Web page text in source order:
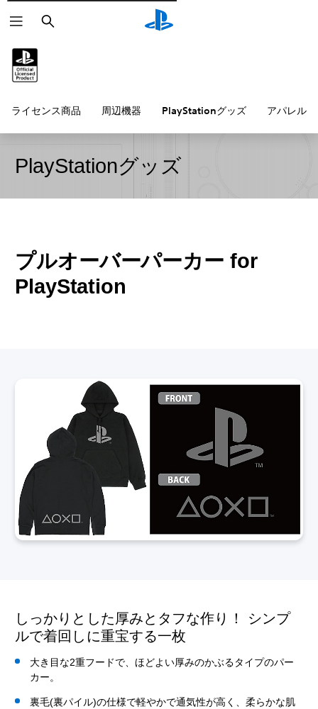
検
索
ライセンス商品 周辺機器 PlayStationグッズ アパレル
PlayStationグッズ
プルオーバーパーカー for
PlayStation
しっかりとした厚みとタフな作り！ シンプ
ルで着回しに重宝する一枚
大き目な2重フードで、ほどよい厚みのかぶるタイプのパー
カー。
裏毛(裏パイル)の仕様で軽やかで通気性が高く、柔らかな肌